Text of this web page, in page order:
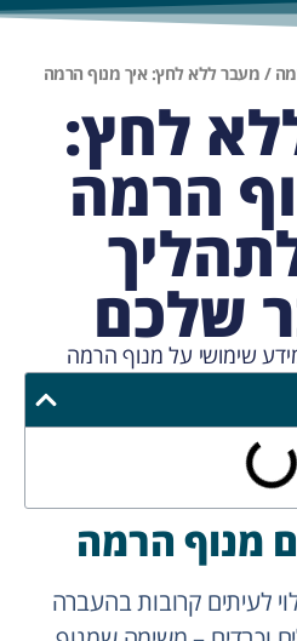
/ מעבר ללא לחץ: איך מנוף הרמה
לחץ:
הרמה
שלכם
שימושי על מנוף הרמה
מנוף הרמה
לעיתים קרובות בהעברה